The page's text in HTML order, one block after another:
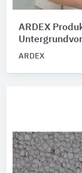
ARDEX
ARDEX